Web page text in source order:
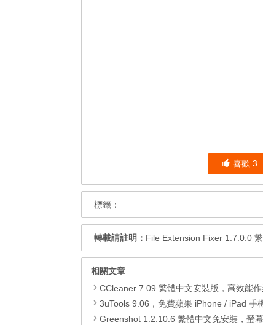
喜歡 3
標籤：
轉載請註明： File Extension Fixer 1.7.0.0
相關文章
CCleaner 7.09 繁體中文安裝版，高效能作業系統
3uTools 9.06，免費蘋果 iPhone / iPad 手機平板電腦管理
Greenshot 1.2.10.6 繁體中文免安裝，螢幕抓圖軟體，